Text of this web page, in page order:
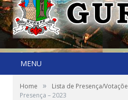
MENU
Home » Lista de Presença/
Presença – 2023